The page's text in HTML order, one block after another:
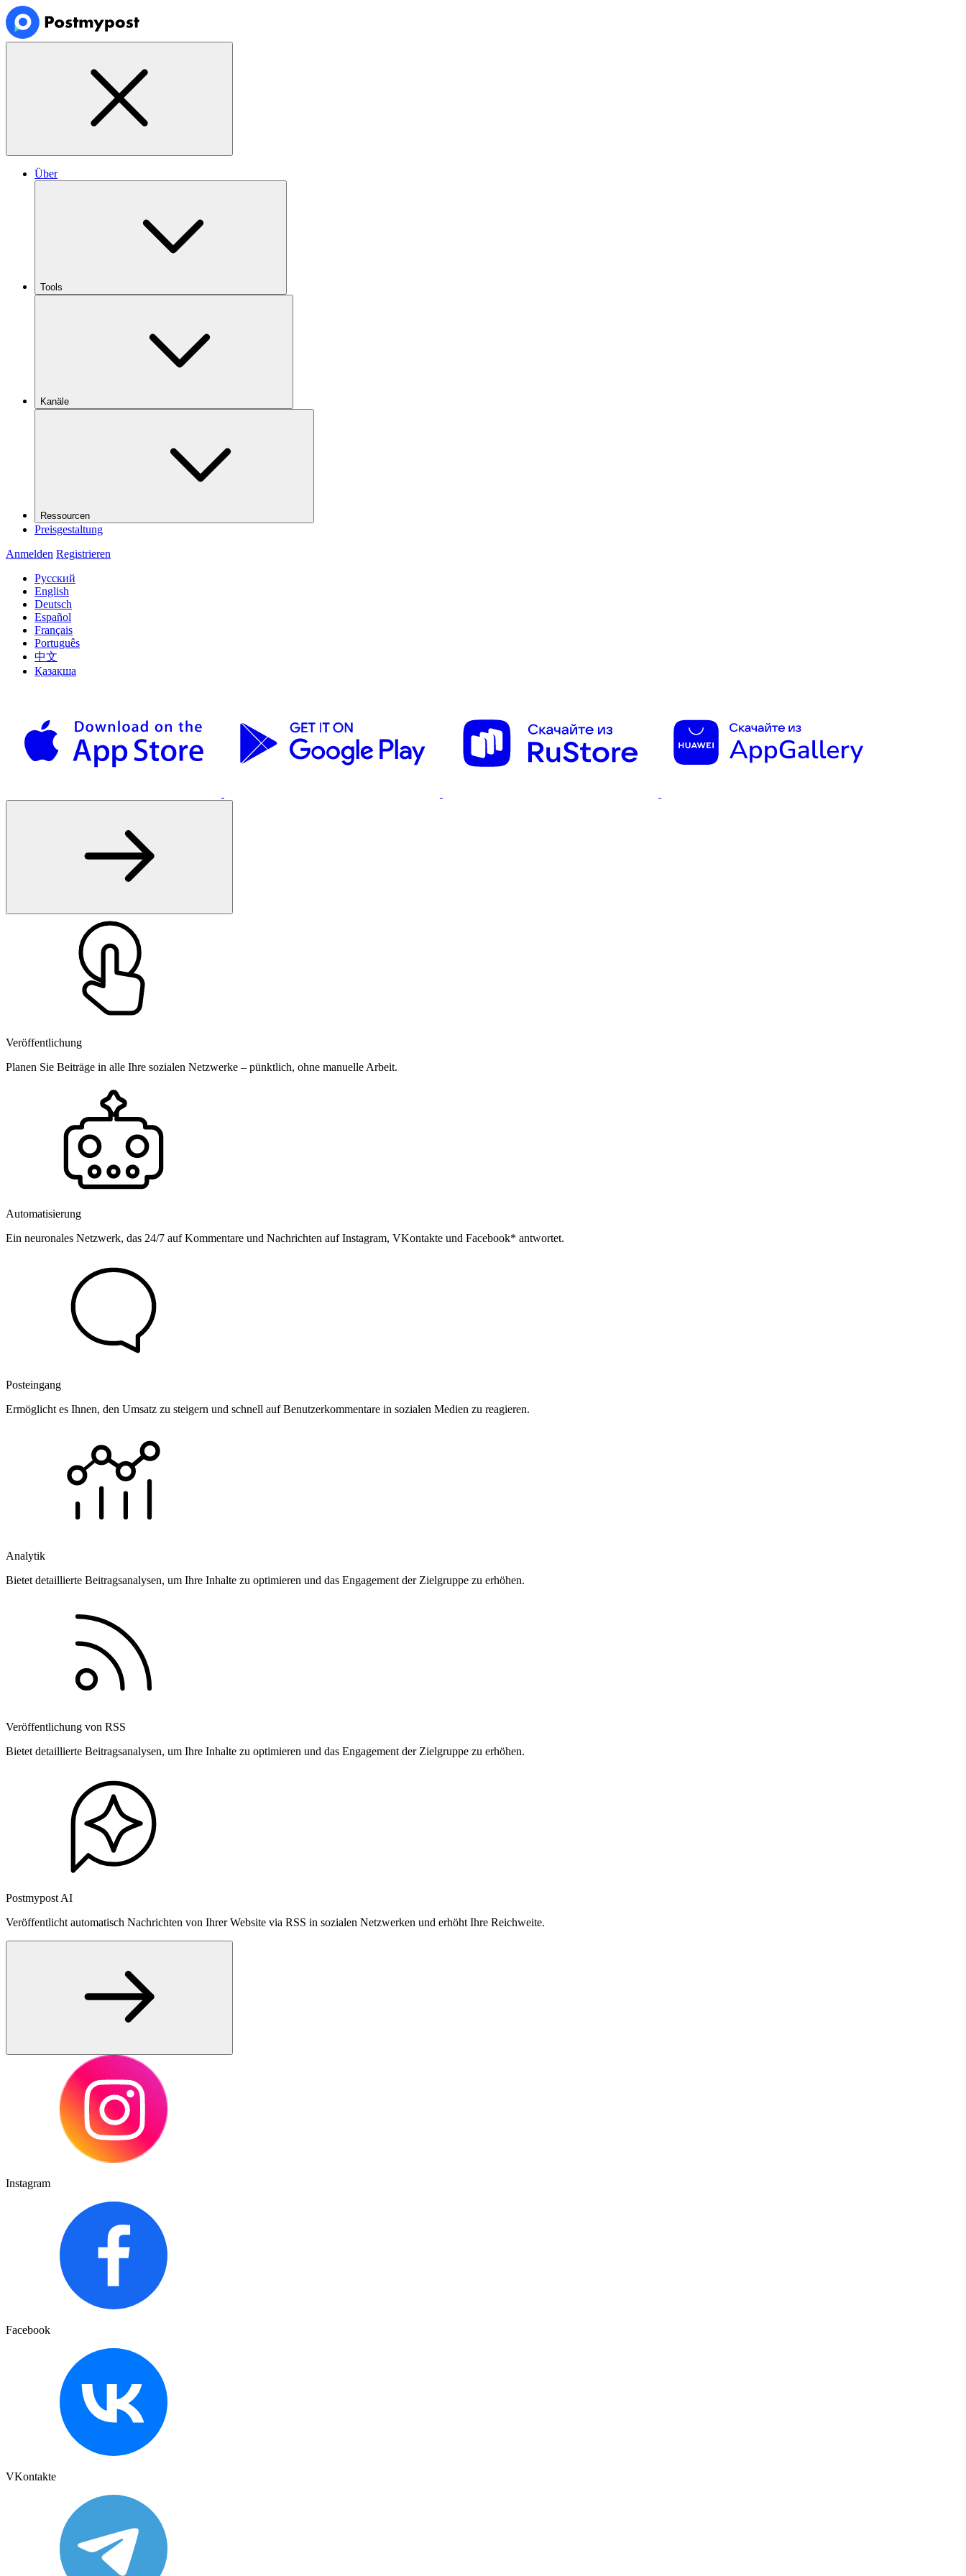
Über
Tools
Kanäle
Ressourcen
Preisgestaltung
Anmelden Registrieren
Русский
English
Deutsch
Español
Français
Português
中文
Қазақша
Veröffentlichung
Planen Sie Beiträge in alle Ihre sozialen Netzwerke – pünktlich, ohne manuelle Arbeit.
Automatisierung
Ein neuronales Netzwerk, das 24/7 auf Kommentare und Nachrichten auf Instagram, VKontakte und Facebook* antwortet.
Posteingang
Ermöglicht es Ihnen, den Umsatz zu steigern und schnell auf Benutzerkommentare in sozialen Medien zu reagieren.
Analytik
Bietet detaillierte Beitragsanalysen, um Ihre Inhalte zu optimieren und das Engagement der Zielgruppe zu erhöhen.
Veröffentlichung von RSS
Bietet detaillierte Beitragsanalysen, um Ihre Inhalte zu optimieren und das Engagement der Zielgruppe zu erhöhen.
Postmypost AI
Veröffentlicht automatisch Nachrichten von Ihrer Website via RSS in sozialen Netzwerken und erhöht Ihre Reichweite.
Instagram
Facebook
VKontakte